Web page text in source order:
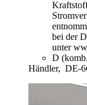
bei der
unter
D
Händler, DE-